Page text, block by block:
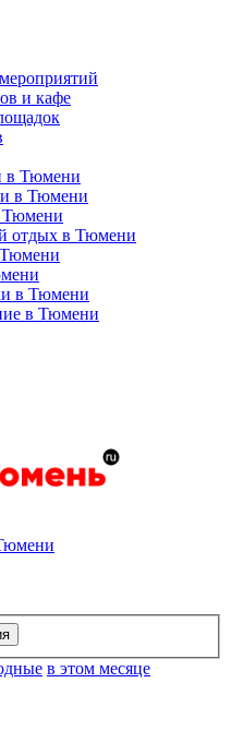
и кафе
в Тюмени
в Тюмени
Тюмени
отдых в Тюмени
Тюмени
в Тюмени
в Тюмени
в этом месяце